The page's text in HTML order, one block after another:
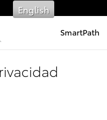
English
SmartPath